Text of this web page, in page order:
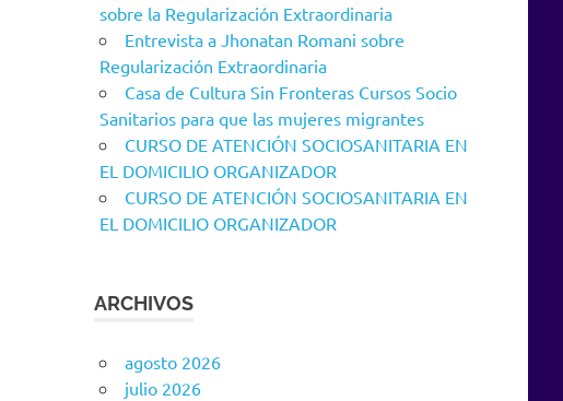
sobre la Regularización Extraordinaria
Entrevista a Jhonatan Romani sobre
Regularización Extraordinaria
Casa de Cultura Sin Fronteras Cursos Socio
Sanitarios para que las mujeres migrantes
CURSO DE ATENCIÓN SOCIOSANITARIA EN
EL DOMICILIO ORGANIZADOR
CURSO DE ATENCIÓN SOCIOSANITARIA EN
EL DOMICILIO ORGANIZADOR
ARCHIVOS
agosto 2026
julio 2026